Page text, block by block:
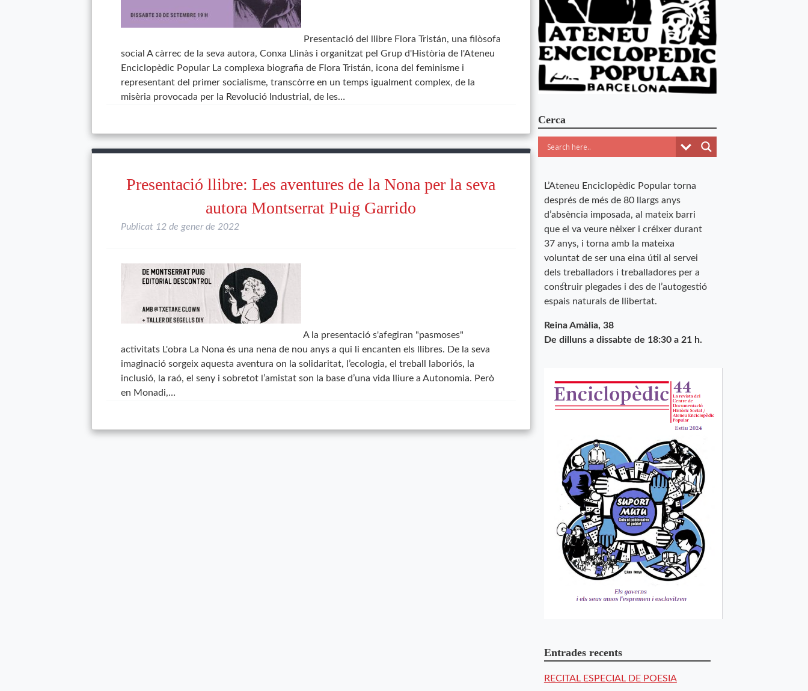
Presentació del llibre Flora Tristán, una filòsofa
social A càrrec de la seva autora, Conxa Llinàs i organitzat pel Grup d'Història de l'Ateneu
Enciclopèdic Popular La complexa biografia de Flora Tristán, icona del feminisme i
representant del primer socialisme, transcòrre en un temps igualment complex, de la
misèria provocada per la Revolució Industrial, de les…
Presentació llibre: Les aventures de la Nona per la seva
autora Montserrat Puig Garrido
Publicat 12 de gener de 2022
A la presentació s'afegiran "pasmoses"
activitats L'obra La Nona és una nena de nou anys a qui li encanten els llibres. De la seva
imaginació sorgeix aquesta aventura on la solidaritat, l’ecologia, el treball laboriós, la
inclusió, la raó, el seny i sobretot l’amistat son la base d’una vida lliure a Autonomia. Però
en Monadi,…
Cerca
L’Ateneu Enciclopèdic Popular torna
després de més de 80 llargs anys
d’absència imposada, al mateix barri
que el va veure nèixer i créixer durant
37 anys, i torna amb la mateixa
voluntat de ser una eina útil al servei
dels treballadors i treballadores per a
construir plegades i des de l’autogestió
espais naturals de llibertat.
Reina Amàlia, 38
De dilluns a dissabte de 18:30 a 21 h.
Entrades recents
RECITAL ESPECIAL DE POESIA